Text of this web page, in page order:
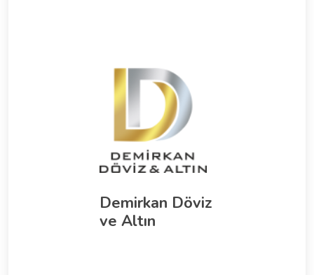
Demirkan Döviz
ve Altın